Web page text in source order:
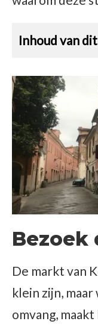
Inhoud van
Bezoek
De markt van
klein zijn,
omvang,